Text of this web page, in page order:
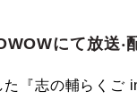
にて放送‧
『志の輔らくご